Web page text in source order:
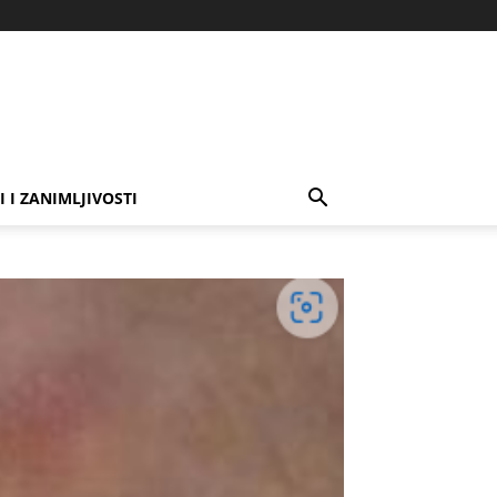
I ZANIMLJIVOSTI